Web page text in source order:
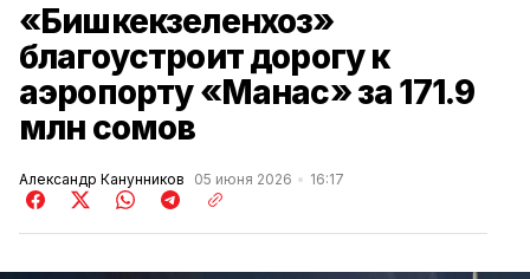
«Бишкекзеленхоз»
благоустроит дорогу к
аэропорту «Манас» за 171.9
млн сомов
Александр Канунников 05 июня 2026 16:17